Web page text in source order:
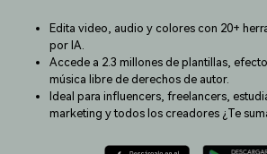
Soporte
Creación
Ideas para editar
Adquiere conocimientos
fundamentales de edición de
video
Efectos
efecto
Ayuda
Contáctanos
sencilla
Precios
Edita video, audio y colores con 20+
por IA.
Accede a 2.3 millones de plantillas,
música libre de derechos de autor.
Ideal para influencers, freelancers,
marketing y todos los creadores ¿Te